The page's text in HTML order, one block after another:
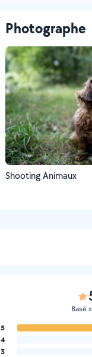
Photographe
Shooting Animaux
Basé
5
4
3